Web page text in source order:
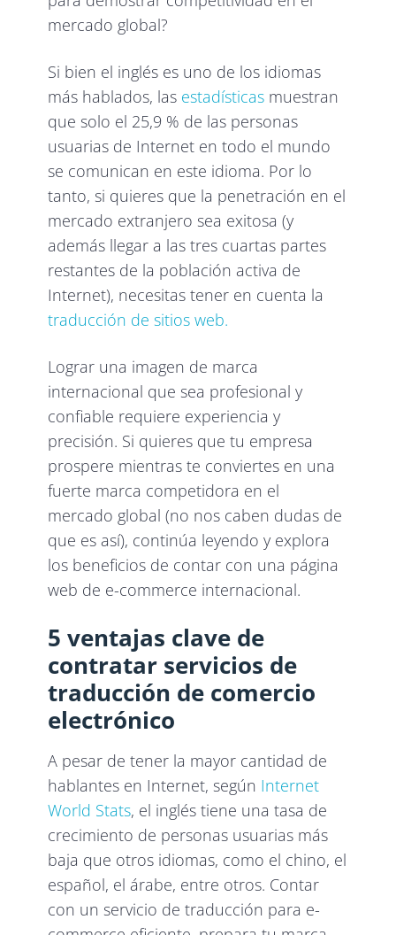
mercado global?
Si bien el inglés es uno de los idiomas
más hablados, las estadísticas muestran
que solo el 25,9 % de las personas
usuarias de Internet en todo el mundo
se comunican en este idioma. Por lo
tanto, si quieres que la penetración en el
mercado extranjero sea exitosa (y
además llegar a las tres cuartas partes
restantes de la población activa de
Internet), necesitas tener en cuenta la
traducción de sitios web.
Lograr una imagen de marca
internacional que sea profesional y
confiable requiere experiencia y
precisión. Si quieres que tu empresa
prospere mientras te conviertes en una
fuerte marca competidora en el
mercado global (no nos caben dudas de
que es así), continúa leyendo y explora
los beneficios de contar con una página
web de e-commerce internacional.
5 ventajas clave de
contratar servicios de
traducción de comercio
electrónico
A pesar de tener la mayor cantidad de
hablantes en Internet, según Internet
World Stats, el inglés tiene una tasa de
crecimiento de personas usuarias más
baja que otros idiomas, como el chino, el
español, el árabe, entre otros. Contar
con un servicio de traducción para e-